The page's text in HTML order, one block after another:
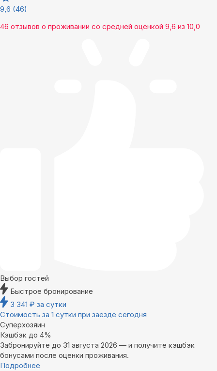
9,6 (46)
46 отзывов о проживании со средней оценкой 9,6 из 10,0
Выбор гостей
Быстрое бронирование
3 341 ₽ за сутки
Стоимость за 1 сутки при заезде сегодня
Суперхозяин
Кэшбэк до 4%
Забронируйте до 31 августа 2026 — и получите кэшбэк
бонусами после оценки проживания.
Подробнее